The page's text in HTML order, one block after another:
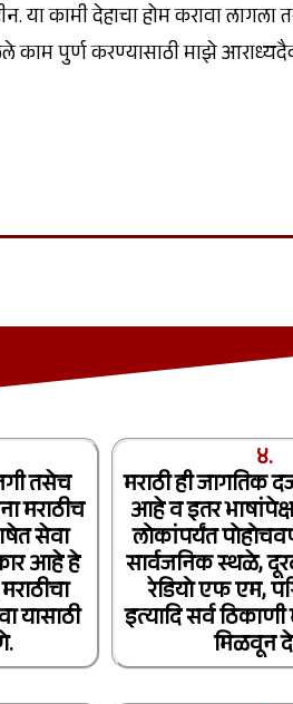
कामी देहाचा होम करावा लागला
काम पुर्ण करण्यासाठी माझे
तसेच
मराठीच
सेवा
आहे हे
यासाठी
४.
मराठी ही जागतिक
आहे व इतर
लोकांपर्यंत
सार्वजनिक स्थळे,
रेडियो एफ एम,
इत्यादि सर्व
मिळवून